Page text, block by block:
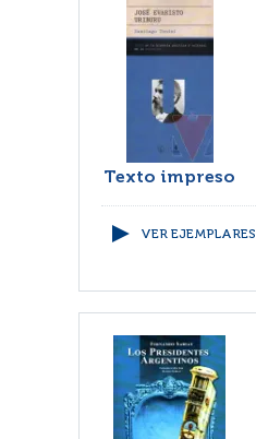
Texto impreso
VER EJEMPLARES